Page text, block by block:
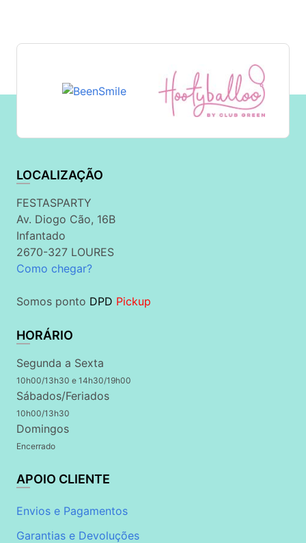
LOCALIZAÇÃO
FESTASPARTY
Av. Diogo Cão, 16B
Infantado
2670-327 LOURES
Como chegar?
Somos ponto DPD Pickup
HORÁRIO
Segunda a Sexta
10h00/13h30 e 14h30/19h00
Sábados/Feriados
10h00/13h30
Domingos
Encerrado
APOIO CLIENTE
Envios e Pagamentos
Garantias e Devoluções